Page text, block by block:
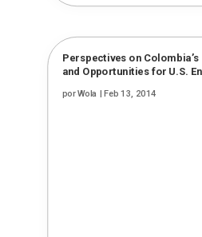
Perspectives on
and Opportunities for U.S.
porWola | Feb 13, 2014